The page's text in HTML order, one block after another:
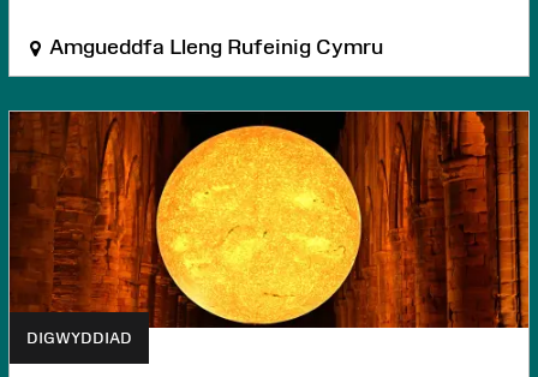
Amgueddfa Lleng Rufeinig Cymru
DIGWYDDIAD